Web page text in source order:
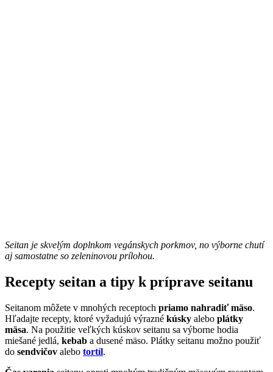
Seitan je skvelým doplnkom vegánskych porkmov, no výborne chutí
aj samostatne so zeleninovou prílohou.
Recepty seitan a tipy k príprave seitanu
Seitanom môžete v mnohých receptoch priamo nahradiť mäso.
Hľadajte recepty, ktoré vyžadujú výrazné kúsky alebo plátky
mäsa. Na použitie veľkých kúskov seitanu sa výborne hodia
miešané jedlá, kebab a dusené mäso. Plátky seitanu možno použiť
do sendvičov alebo tortíl.